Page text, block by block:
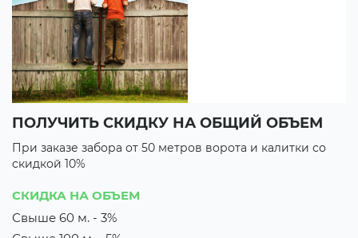
ПОЛУЧИТЬ СКИДКУ НА ОБЩИЙ ОБЪЕМ
При заказе забора от 50 метров ворота и калитки со
скидкой 10%
СКИДКА НА ОБЪЕМ
Свыше 60 м. - 3%